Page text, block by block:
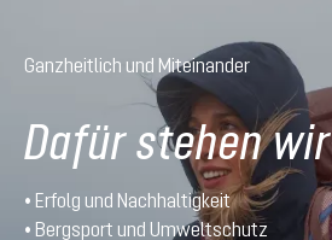
Ganzheitlich und Miteinander
Dafür stehen wir
• Erfolg und Nachhaltigkeit
• Bergsport und Umweltschutz